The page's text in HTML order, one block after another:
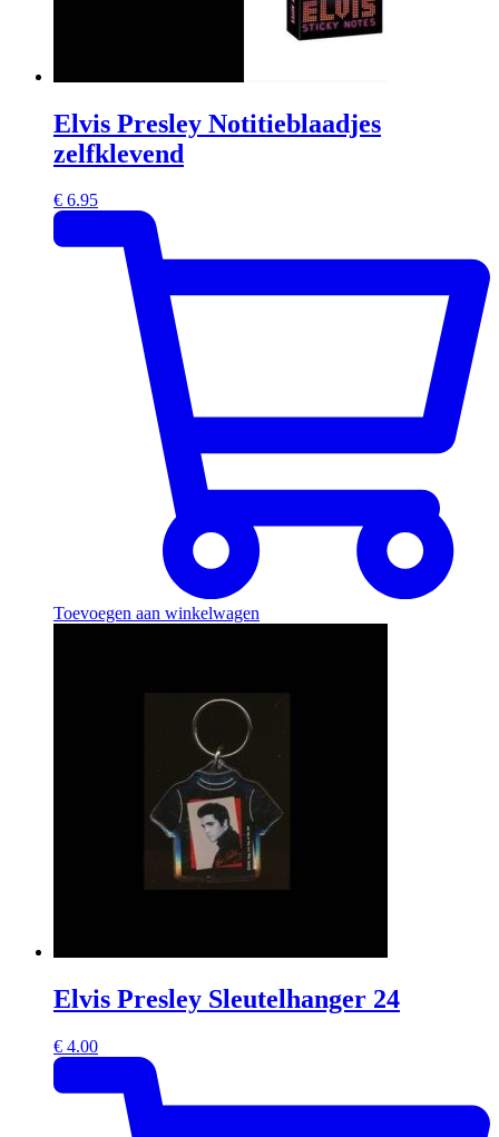
Elvis Presley Notitieblaadjes
zelfklevend
€ 6.95
Toevoegen aan winkelwagen
Elvis Presley Sleutelhanger 24
€ 4.00